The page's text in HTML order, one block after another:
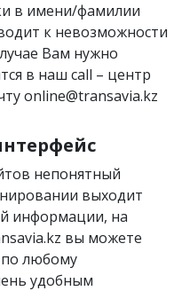
в имени/фамилии
к невозможности
Вам нужно
в наш call – центр
online@transavia.kz
непонятный
выходит
информации, на
вы можете
любому
удобным